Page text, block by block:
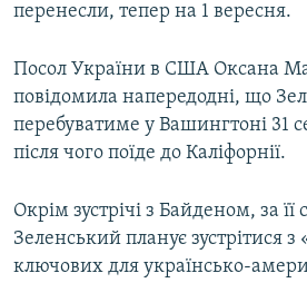
перенесли, тепер на 1 вересня.
Посол України в США Оксана
повідомила напередодні, що
перебуватиме у Вашингтоні 31
після чого поїде до Каліфорнії.
Окрім зустрічі з Байденом, за її
Зеленський планує зустрітися
ключових для українсько-